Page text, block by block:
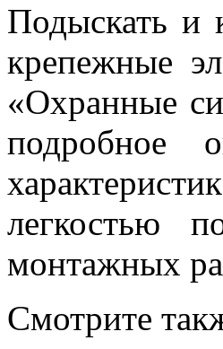
Подыскать и
крепежные
«Охранные
подробное
легкостью
монтажных
Смотрите